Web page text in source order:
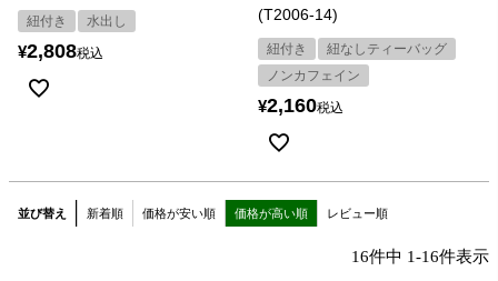
紐付き 水出し
¥2,808税込
(T2006-14)
紐付き
紐なしティーバッグ
ノンカフェイン
¥2,160税込
並び替え 新着順 価格が安い順 価格が高い順 レビュー順
16件中 1-16件表示